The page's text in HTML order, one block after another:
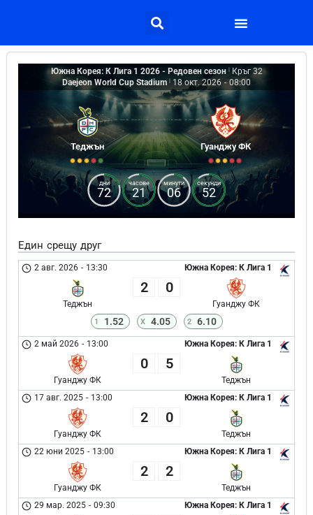
Южна Корея: К Лига 1 2026 - Редовен сезон
Кръг 32
Daejeon World Cup Stadium
18 окт. 2026 - 08:00
Теджън Гуанджу ФК
дни
72
часове
21
минути
06
секунди
52
Един срещу друг
Южна Корея: К Лига 1
2 авг. 2026 - 13:30
Теджън
2 0
Гуанджу ФК
1 1.52 X 4.05 2 6.10
Южна Корея: К Лига 1
2 май 2026 - 13:00
Гуанджу ФК
0 5
Теджън
Южна Корея: К Лига 1
17 авг. 2025 - 13:00
Гуанджу ФК
2 0
Теджън
Южна Корея: К Лига 1
22 юни 2025 - 13:00
Гуанджу ФК
2 2
Теджън
Южна Корея: К Лига 1
29 мар. 2025 - 09:30